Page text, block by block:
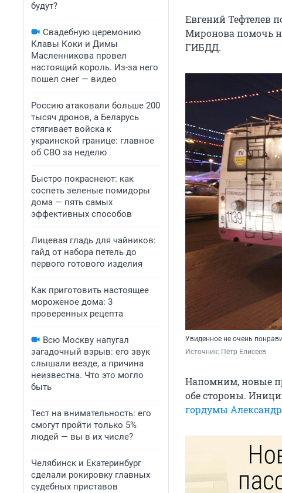
будут?
Свадебную церемонию
Клавы Коки и Димы
Масленникова провел
настоящий король. Из-за него
пошел снег — видео
Россию атаковали больше 200
тысяч дронов, а Беларусь
стягивает войска к
украинской границе: главное
об СВО за неделю
Быстро покраснеют: как
соспеть зеленые помидоры
дома — пять самых
эффективных способов
Лицевая гладь для чайников:
гайд от набора петель до
первого готового изделия
Как приготовить настоящее
мороженое дома: 3
проверенных рецепта
Всю Москву напугал
загадочный взрыв: его звук
слышали везде, а причина
неизвестна. Что это могло
быть
Тест на внимательность: его
смогут пройти только 5%
людей — вы в их числе?
Челябинск и Екатеринбург
сделали рокировку главных
судебных приставов
Евгений Тефтелев
Миронова помочь
ГИБДД.
Увиденное не очень
Источник: Пётр Елисеев
Напомним, новые
обе стороны.
гордумы